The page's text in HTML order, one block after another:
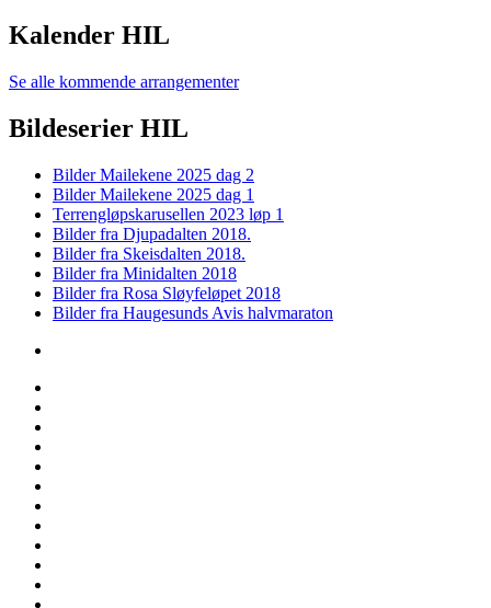
Kalender HIL
Se alle kommende arrangementer
Bildeserier HIL
Bilder Mailekene 2025 dag 2
Bilder Mailekene 2025 dag 1
Terrengløpskarusellen 2023 løp 1
Bilder fra Djupadalten 2018.
Bilder fra Skeisdalten 2018.
Bilder fra Minidalten 2018
Bilder fra Rosa Sløyfeløpet 2018
Bilder fra Haugesunds Avis halvmaraton